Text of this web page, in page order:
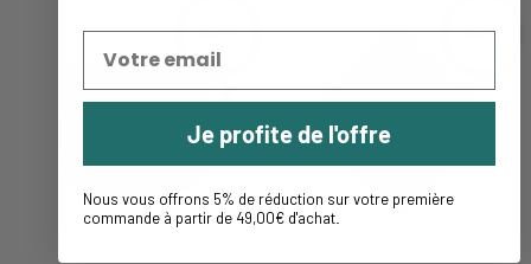
NEW NEW
Je profite de l'offre
Nous vous offrons 5% de réduction sur votre première
commande à partir de 49,00€ d'achat